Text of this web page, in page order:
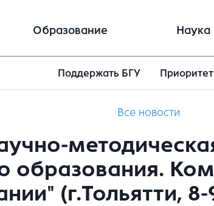
Образование Наука
Поддержать БГУ
Все новости
образования.
(г.Тольятти, 8-